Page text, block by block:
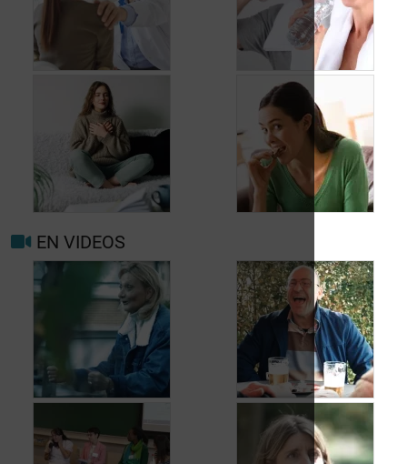
Quand consulter à
nouveau pour
migraine ou maux de
tête?
Prévenir les maux de
tête au jour le jour
Mieux vivre avec la
migraine au
quotidien
Facteurs
déclenchants et de
risque migraine et
maux de tête
EN VIDEOS
Jean, 58 ans,